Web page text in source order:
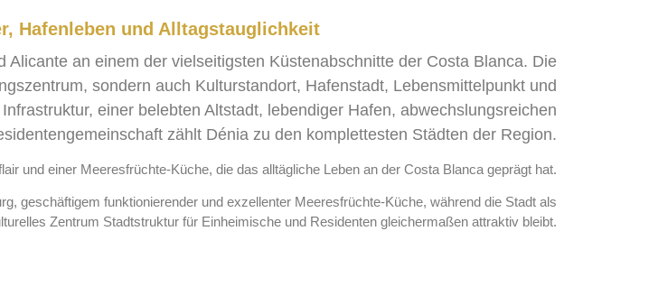
Hafenleben und Alltagstauglichkeit
an einem der vielseitigsten Küstenabschnitte der Costa Blanca. Die
sondern auch Kulturstandort, Hafenstadt, Lebensmittelpunkt und
einer belebten Altstadt, lebendiger Hafen, abwechslungsreichen
zählt Dénia zu den komplettesten Städten der Region.
und einer Meeresfrüchte-Küche, die das alltägliche Leben an der Costa Blanca geprägt hat.
geschäftigem funktionierender und exzellenter Meeresfrüchte-Küche, während die Stadt als
Zentrum Stadtstruktur für Einheimische und Residenten gleichermaßen attraktiv bleibt.